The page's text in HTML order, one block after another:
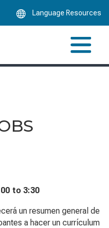
Language Resources
to 3:30
un resumen general de
a hacer un currículum